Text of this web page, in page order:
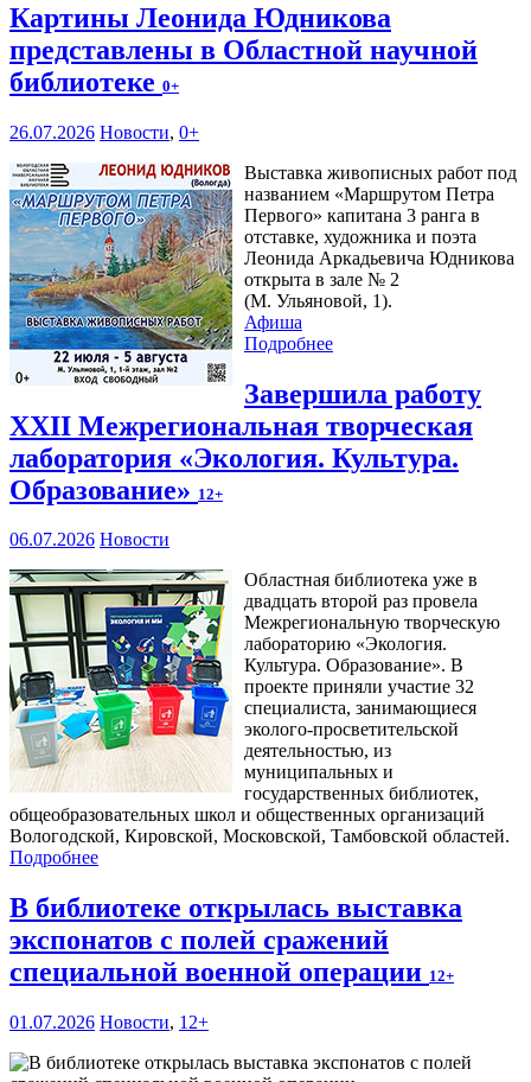
Картины Леонида Юдникова
представлены в Областной научной
библиотеке 0+
26.07.2026 Новости, 0+
Выставка живописных работ под
названием «Маршрутом Петра
Первого» капитана 3 ранга в
отставке, художника и поэта
Леонида Аркадьевича Юдникова
открыта в зале № 2
(М. Ульяновой, 1).
Афиша
Подробнее
Завершила работу
XXII Межрегиональная творческая
лаборатория «Экология. Культура.
Образование» 12+
06.07.2026 Новости
Областная библиотека уже в
двадцать второй раз провела
Межрегиональную творческую
лабораторию «Экология.
Культура. Образование». В
проекте приняли участие 32
специалиста, занимающиеся
эколого-просветительской
деятельностью, из
муниципальных и
государственных библиотек,
общеобразовательных школ и общественных организаций
Вологодской, Кировской, Московской, Тамбовской областей.
Подробнее
В библиотеке открылась выставка
экспонатов с полей сражений
специальной военной операции 12+
01.07.2026 Новости, 12+